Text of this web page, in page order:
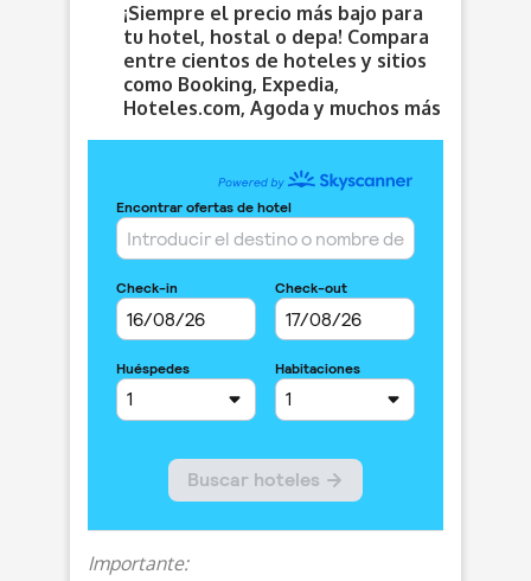
¡Siempre el precio más bajo para
tu hotel, hostal o depa! Compara
entre cientos de hoteles y sitios
como Booking, Expedia,
Hoteles.com, Agoda y muchos más
Importante: